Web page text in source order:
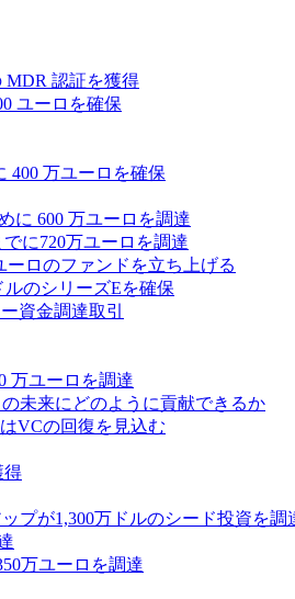
MDR 認証を獲得
ユーロを確保
400 万ユーロを確保
に 600 万ユーロを調達
に720万ユーロを調達
ーロのファンドを立ち上げる
のシリーズEを確保
資金調達取引
万ユーロを調達
未来にどのように貢献できるか
はVCの回復を見込む
得
プが1,300万ドルのシード投資を調
万ユーロを調達